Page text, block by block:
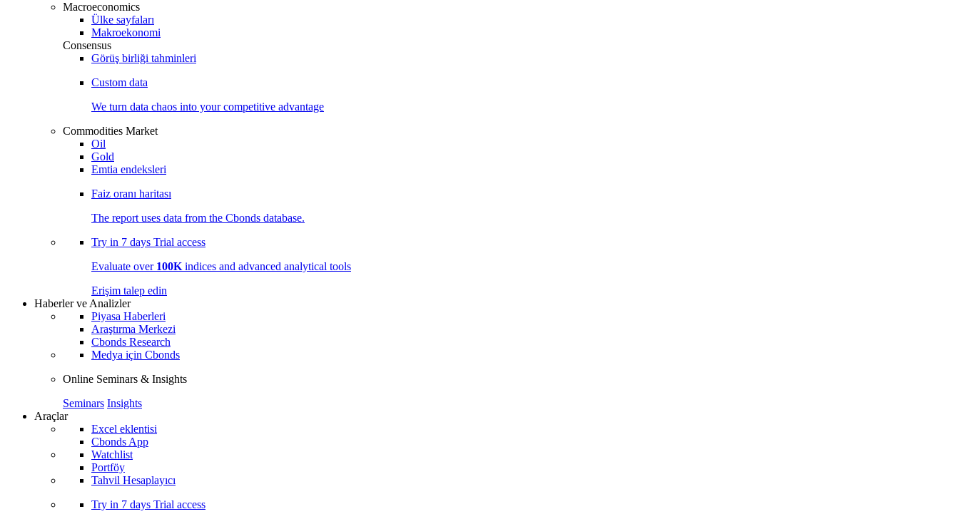
Macroeconomics
Ülke sayfaları
Makroekonomi
Consensus
Görüş birliği tahminleri
Custom data
We turn data chaos into your competitive advantage
Commodities Market
Oil
Gold
Emtia endeksleri
Faiz oranı haritası
The report uses data from the Cbonds database.
Try in 7 days Trial access
Evaluate over 100K indices and advanced analytical tools
Erişim talep edin
Haberler ve Analizler
Piyasa Haberleri
Araştırma Merkezi
Cbonds Research
Medya için Cbonds
Online Seminars & Insights
Seminars Insights
Araçlar
Excel eklentisi
Cbonds App
Watchlist
Portföy
Tahvil Hesaplayıcı
Try in 7 days Trial access